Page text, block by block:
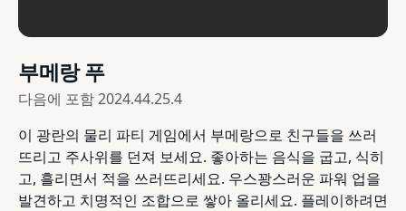
부메랑 푸
다음에 포함2024.44.25.4
이 광란의 물리 파티 게임에서 부메랑으로 친구들을 쓰러
뜨리고 주사위를 던져 보세요. 좋아하는 음식을 굽고, 식히
고, 흘리면서 적을 쓰러뜨리세요. 우스꽝스러운 파워 업을
발견하고 치명적인 조합으로 쌓아 올리세요. 플레이하려면